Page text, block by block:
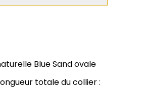
Blue Sand ovale
totale du collier :